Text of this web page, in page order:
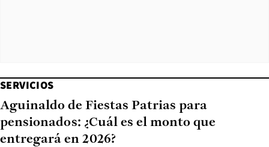
SERVICIOS
Aguinaldo de Fiestas Patrias para
pensionados: ¿Cuál es el monto que
entregará en 2026?